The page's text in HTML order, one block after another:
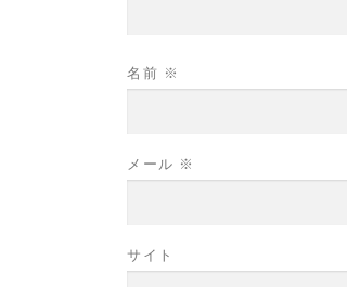
名前 ※
メール ※
サイト